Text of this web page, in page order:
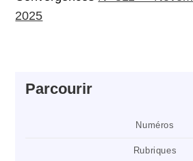
2025
Parcourir
Numéros
Rubriques